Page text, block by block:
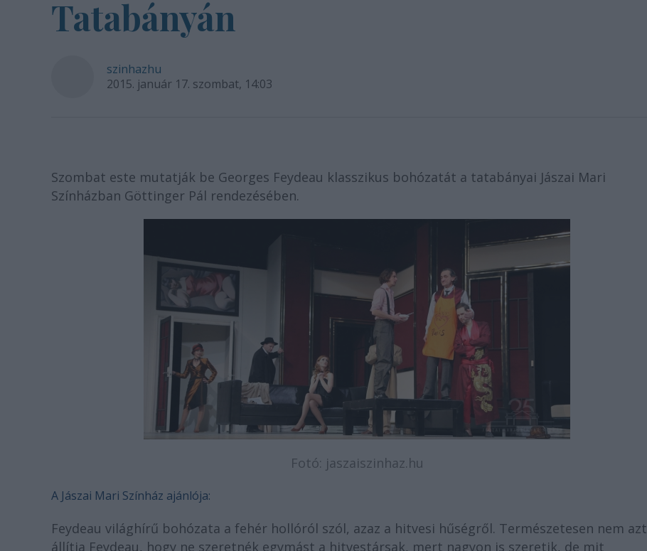
Tatabányán
szinhazhu
2015. január 17. szombat, 14:03
Szombat este mutatják be Georges Feydeau klasszikus bohózatát a tatabányai Jászai Mari
Színházban Göttinger Pál rendezésében.
Fotó: jaszaiszinhaz.hu
A Jászai Mari Színház ajánlója:
Feydeau világhírű bohózata a fehér hollóról szól, azaz a hitvesi hűségről. Természetesen nem azt
állítja Feydeau, hogy ne szeretnék egymást a hitvestársak, mert nagyon is szeretik, de mit